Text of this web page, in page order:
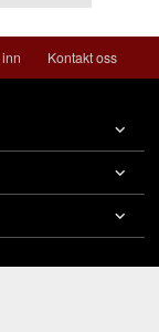
Kontakt oss